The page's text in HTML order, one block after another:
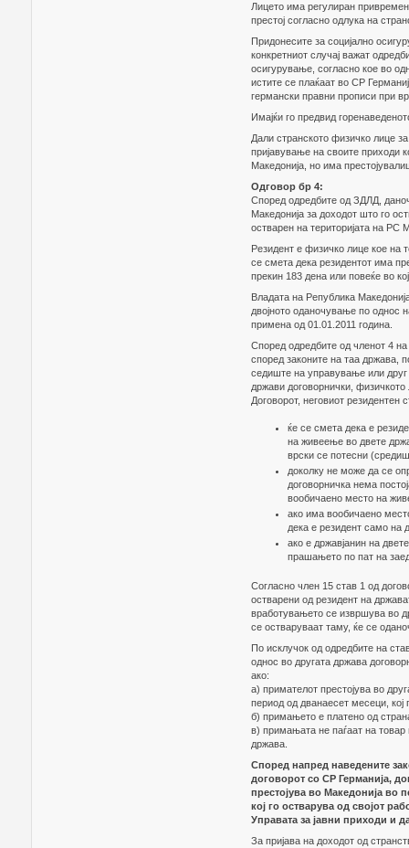
Лицето има регулиран привремен
престој согласно одлука на
Придонесите за социјално
конкретниот случај важат
осигурување, согласно кое во
истите се плаќаат во СР
германски правни прописи при
Имајќи го предвид
Дали странското физичко лице
пријавување на своите приходи
Македонија, но има
Одговор бр 4:
Според одредбите од ЗДЛД,
Македонија за доходот што го
остварен на територијата на РС
Резидент е физичко лице кое на
се смета дека резидентот има
прекин 183 дена или повеќе во
Владата на Република
двојното оданочување по однос
примена од 01.01.2011 година.
Според одредбите од членот 4
според законите на таа држава,
седиште на управување или друг
држави договорнички,
Договорот, неговиот резидентен
ќе се смета дека е
на живеење во двете
врски се потесни
доколку не може да се
договорничка нема
вообичаено место на
ако има вообичаено
дека е резидент само на
ако е државјанин на
прашањето по пат на
Согласно член 15 став 1 од
остварени од резидент на
вработувањето се извршува во
се остваруваат таму, ќе се
По исклучок од одредбите на
однос во другата држава
ако:
а) примателот престојува во
период од дванаесет месеци,
б) примањето е платено од
в) примањата не паѓаат на товар
држава.
Според напред наведените
договорот со СР Германија,
престојува во Македонија во
кој го остварува од својот
Управата за јавни приходи и
За пријава на доходот од